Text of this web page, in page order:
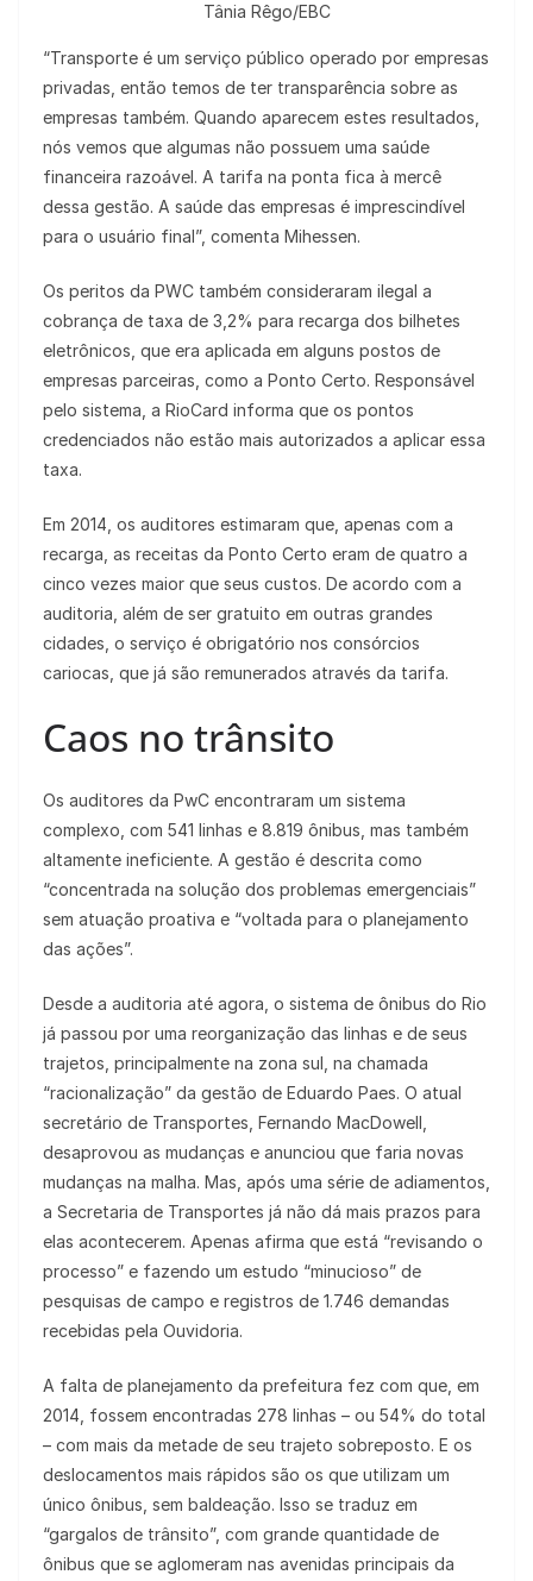
Tânia Rêgo/EBC
“Transporte é um serviço público operado por empresas
privadas, então temos de ter transparência sobre as
empresas também. Quando aparecem estes resultados,
nós vemos que algumas não possuem uma saúde
financeira razoável. A tarifa na ponta fica à mercê
dessa gestão. A saúde das empresas é imprescindível
para o usuário final”, comenta Mihessen.
Os peritos da PWC também consideraram ilegal a
cobrança de taxa de 3,2% para recarga dos bilhetes
eletrônicos, que era aplicada em alguns postos de
empresas parceiras, como a Ponto Certo. Responsável
pelo sistema, a RioCard informa que os pontos
credenciados não estão mais autorizados a aplicar essa
taxa.
Em 2014, os auditores estimaram que, apenas com a
recarga, as receitas da Ponto Certo eram de quatro a
cinco vezes maior que seus custos. De acordo com a
auditoria, além de ser gratuito em outras grandes
cidades, o serviço é obrigatório nos consórcios
cariocas, que já são remunerados através da tarifa.
Caos no trânsito
Os auditores da PwC encontraram um sistema
complexo, com 541 linhas e 8.819 ônibus, mas também
altamente ineficiente. A gestão é descrita como
“concentrada na solução dos problemas emergenciais”
sem atuação proativa e “voltada para o planejamento
das ações”.
Desde a auditoria até agora, o sistema de ônibus do Rio
já passou por uma reorganização das linhas e de seus
trajetos, principalmente na zona sul, na chamada
“racionalização” da gestão de Eduardo Paes. O atual
secretário de Transportes, Fernando MacDowell,
desaprovou as mudanças e anunciou que faria novas
mudanças na malha. Mas, após uma série de adiamentos,
a Secretaria de Transportes já não dá mais prazos para
elas acontecerem. Apenas afirma que está “revisando o
processo” e fazendo um estudo “minucioso” de
pesquisas de campo e registros de 1.746 demandas
recebidas pela Ouvidoria.
A falta de planejamento da prefeitura fez com que, em
2014, fossem encontradas 278 linhas – ou 54% do total
– com mais da metade de seu trajeto sobreposto. E os
deslocamentos mais rápidos são os que utilizam um
único ônibus, sem baldeação. Isso se traduz em
“gargalos de trânsito”, com grande quantidade de
ônibus que se aglomeram nas avenidas principais da